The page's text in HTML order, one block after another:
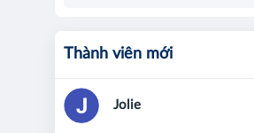
Thành viên mới
Jolie